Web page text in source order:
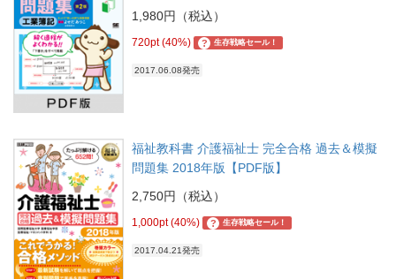
1,980円（税込）
720pt (40%) ? 生存戦略セール！
2017.06.08発売
福祉教科書 介護福祉士 完全合格 過去＆模擬
問題集 2018年版【PDF版】
2,750円（税込）
1,000pt (40%) ? 生存戦略セール！
2017.04.21発売